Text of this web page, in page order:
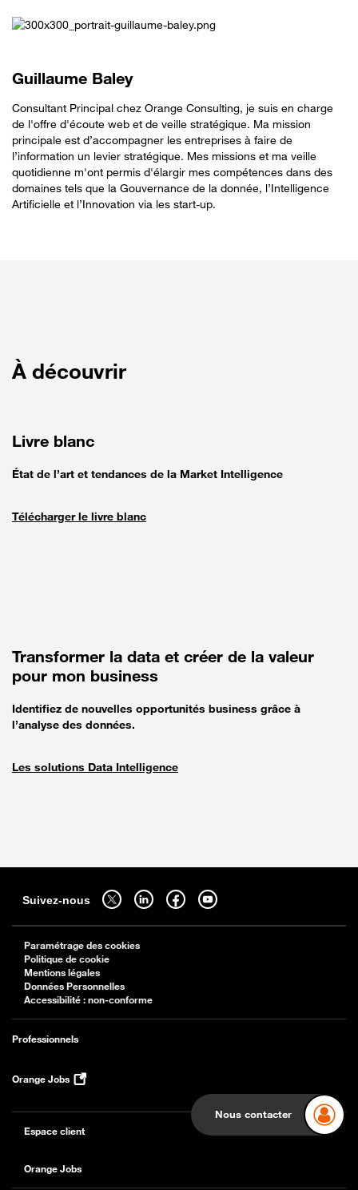
Guillaume Baley
Consultant Principal chez Orange Consulting, je suis en charge
de l'offre d'écoute web et de veille stratégique. Ma mission
principale est d’accompagner les entreprises à faire de
l’information un levier stratégique. Mes missions et ma veille
quotidienne m'ont permis d'élargir mes compétences dans des
domaines tels que la Gouvernance de la donnée, l’Intelligence
Artificielle et l’Innovation via les start-up.
À découvrir
Livre blanc
État de l’art et tendances de la Market Intelligence
Télécharger le livre blanc
Transformer la data et créer de la valeur
pour mon business
Identifiez de nouvelles opportunités business grâce à
l’analyse des données.
Les solutions Data Intelligence
Nous contacter
Suivez-nous
Suivez-nous sur twitter - ouverture dans un nouvel onglet
Suivez-nous sur linkedin - ouverture dans un nouvel onglet
Suivez-nous sur facebook - ouverture dans un
Suivez-nous sur youtube - ouverture dans
Paramétrage des cookies
Politique de cookie
Mentions légales
Données Personnelles
Accessibilité : non-conforme
Professionnels
Orange Jobs
Espace client
Orange Jobs